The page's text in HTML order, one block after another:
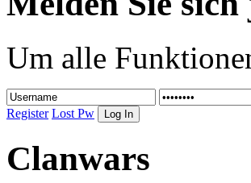
Um alle
Register Lost Pw
Clanwars